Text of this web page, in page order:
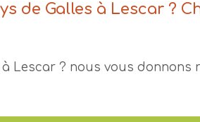
de Galles à Lescar ?
Lescar ? nous vous